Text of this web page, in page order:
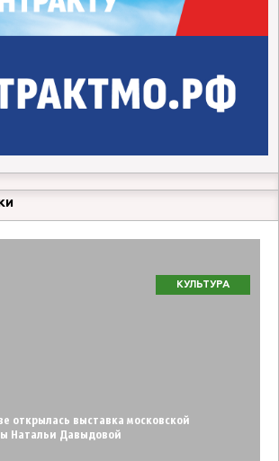
КУЛЬТУРА
открылась выставка московской
Натальи Давыдовой